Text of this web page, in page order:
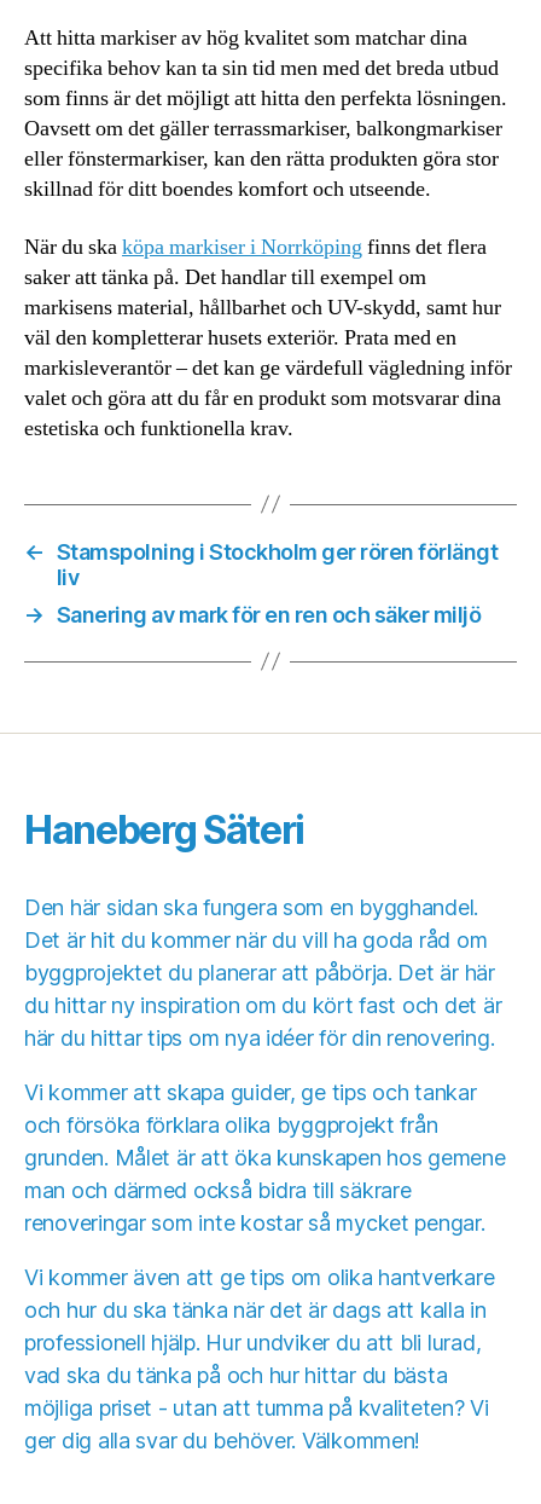
Att hitta markiser av hög kvalitet som matchar dina
specifika behov kan ta sin tid men med det breda utbud
som finns är det möjligt att hitta den perfekta lösningen.
Oavsett om det gäller terrassmarkiser, balkongmarkiser
eller fönstermarkiser, kan den rätta produkten göra stor
skillnad för ditt boendes komfort och utseende.
När du skaköpa markiser i Norrköpingfinns det flera
saker att tänka på. Det handlar till exempel om
markisens material, hållbarhet och UV-skydd, samt hur
väl den kompletterar husets exteriör. Prata med en
markisleverantör – det kan ge värdefull vägledning inför
valet och göra att du får en produkt som motsvarar dina
estetiska och funktionella krav.
← Stamspolning i Stockholm ger rören förlängt
liv
→ Sanering av mark för en ren och säker miljö
Haneberg Säteri
Den här sidan ska fungera som en bygghandel.
Det är hit du kommer när du vill ha goda råd om
byggprojektet du planerar att påbörja. Det är här
du hittar ny inspiration om du kört fast och det är
här du hittar tips om nya idéer för din renovering.
Vi kommer att skapa guider, ge tips och tankar
och försöka förklara olika byggprojekt från
grunden. Målet är att öka kunskapen hos gemene
man och därmed också bidra till säkrare
renoveringar som inte kostar så mycket pengar.
Vi kommer även att ge tips om olika hantverkare
och hur du ska tänka när det är dags att kalla in
professionell hjälp. Hur undviker du att bli lurad,
vad ska du tänka på och hur hittar du bästa
möjliga priset - utan att tumma på kvaliteten? Vi
ger dig alla svar du behöver. Välkommen!